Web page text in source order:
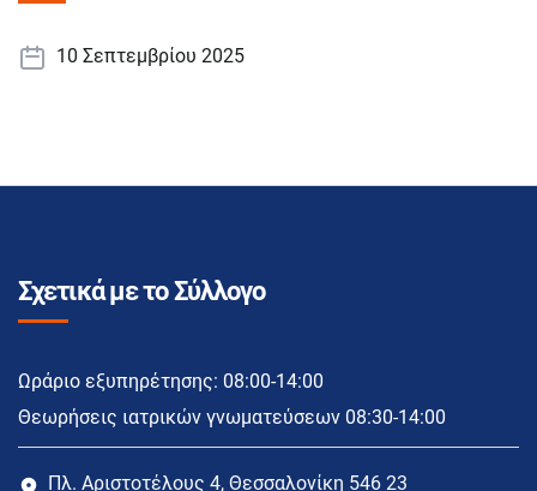
10 Σεπτεμβρίου 2025
Σχετικά με το Σύλλογο
Ωράριο εξυπηρέτησης: 08:00-14:00
Θεωρήσεις ιατρικών γνωματεύσεων 08:30-14:00
Πλ. Αριστοτέλους 4, Θεσσαλονίκη 546 23